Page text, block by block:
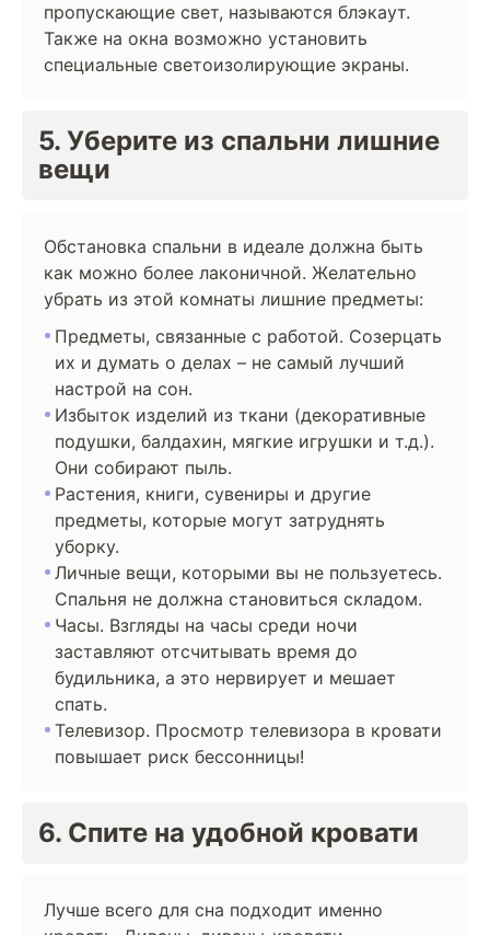
пропускающие свет, называются блэкаут.
Также на окна возможно установить
специальные светоизолирующие экраны.
5. Уберите из спальни лишние
вещи
Обстановка спальни в идеале должна быть
как можно более лаконичной. Желательно
убрать из этой комнаты лишние предметы:
Предметы, связанные с работой. Созерцать
их и думать о делах – не самый лучший
настрой на сон.
Избыток изделий из ткани (декоративные
подушки, балдахин, мягкие игрушки и т.д.).
Они собирают пыль.
Растения, книги, сувениры и другие
предметы, которые могут затруднять
уборку.
Личные вещи, которыми вы не пользуетесь.
Спальня не должна становиться складом.
Часы. Взгляды на часы среди ночи
заставляют отсчитывать время до
будильника, а это нервирует и мешает
спать.
Телевизор. Просмотр телевизора в кровати
повышает риск бессонницы!
6. Спите на удобной кровати
Лучше всего для сна подходит именно